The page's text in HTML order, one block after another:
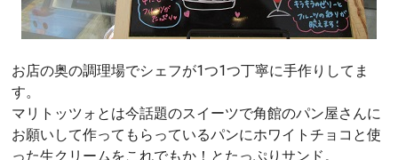
お店の奥の調理場でシェフが1つ1つ丁寧に手作りしてま
す。
マリトッツォとは今話題のスイーツで角館のパン屋さんに
お願いして作ってもらっているパンにホワイトチョコと使
った生クリームをこれでもか！とたっぷりサンド。